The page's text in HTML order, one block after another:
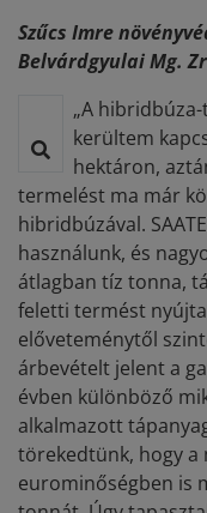
Szűcs Imre
Belvárdgyulai Mg.
„A
kerültem
hektáron,
termelést ma már
hibridbúzával.
használunk, és
átlagban tíz tonna,
feletti termést
előveteménytől
árbevételt jelent a
évben különböző
alkalmazott
törekedtünk, hogy a
eurominőségben is